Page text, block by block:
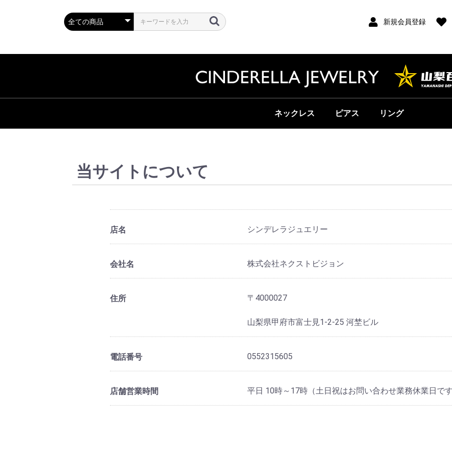
新規会員登録
ネックレス ピアス リング
当サイトについて
店名 シンデレラジュエリー
会社名 株式会社ネクストビジョン
住所 〒4000027
山梨県甲府市富士見1-2-25 河埜ビル
電話番号 0552315605
店舗営業時間 平日 10時～17時（土日祝はお問い合わせ業務休業日で